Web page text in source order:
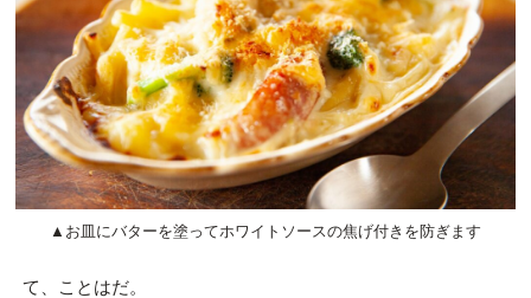
▲お皿にバターを塗ってホワイトソースの焦げ付きを防ぎます
て、ことはだ。